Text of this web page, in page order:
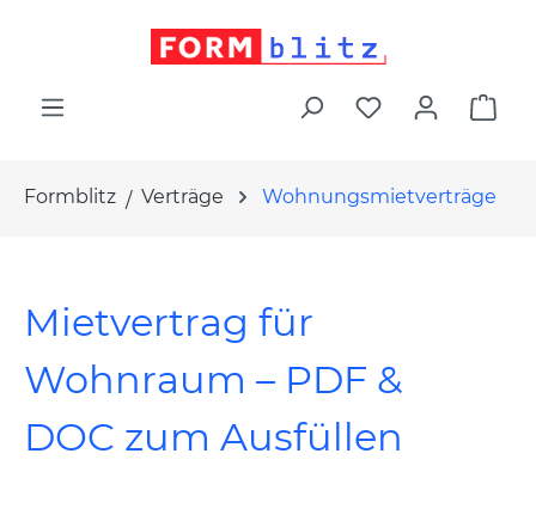
Formblitz Verträge Wohnungsmietverträge
Mietvertrag für
Wohnraum – PDF &
DOC zum Ausfüllen